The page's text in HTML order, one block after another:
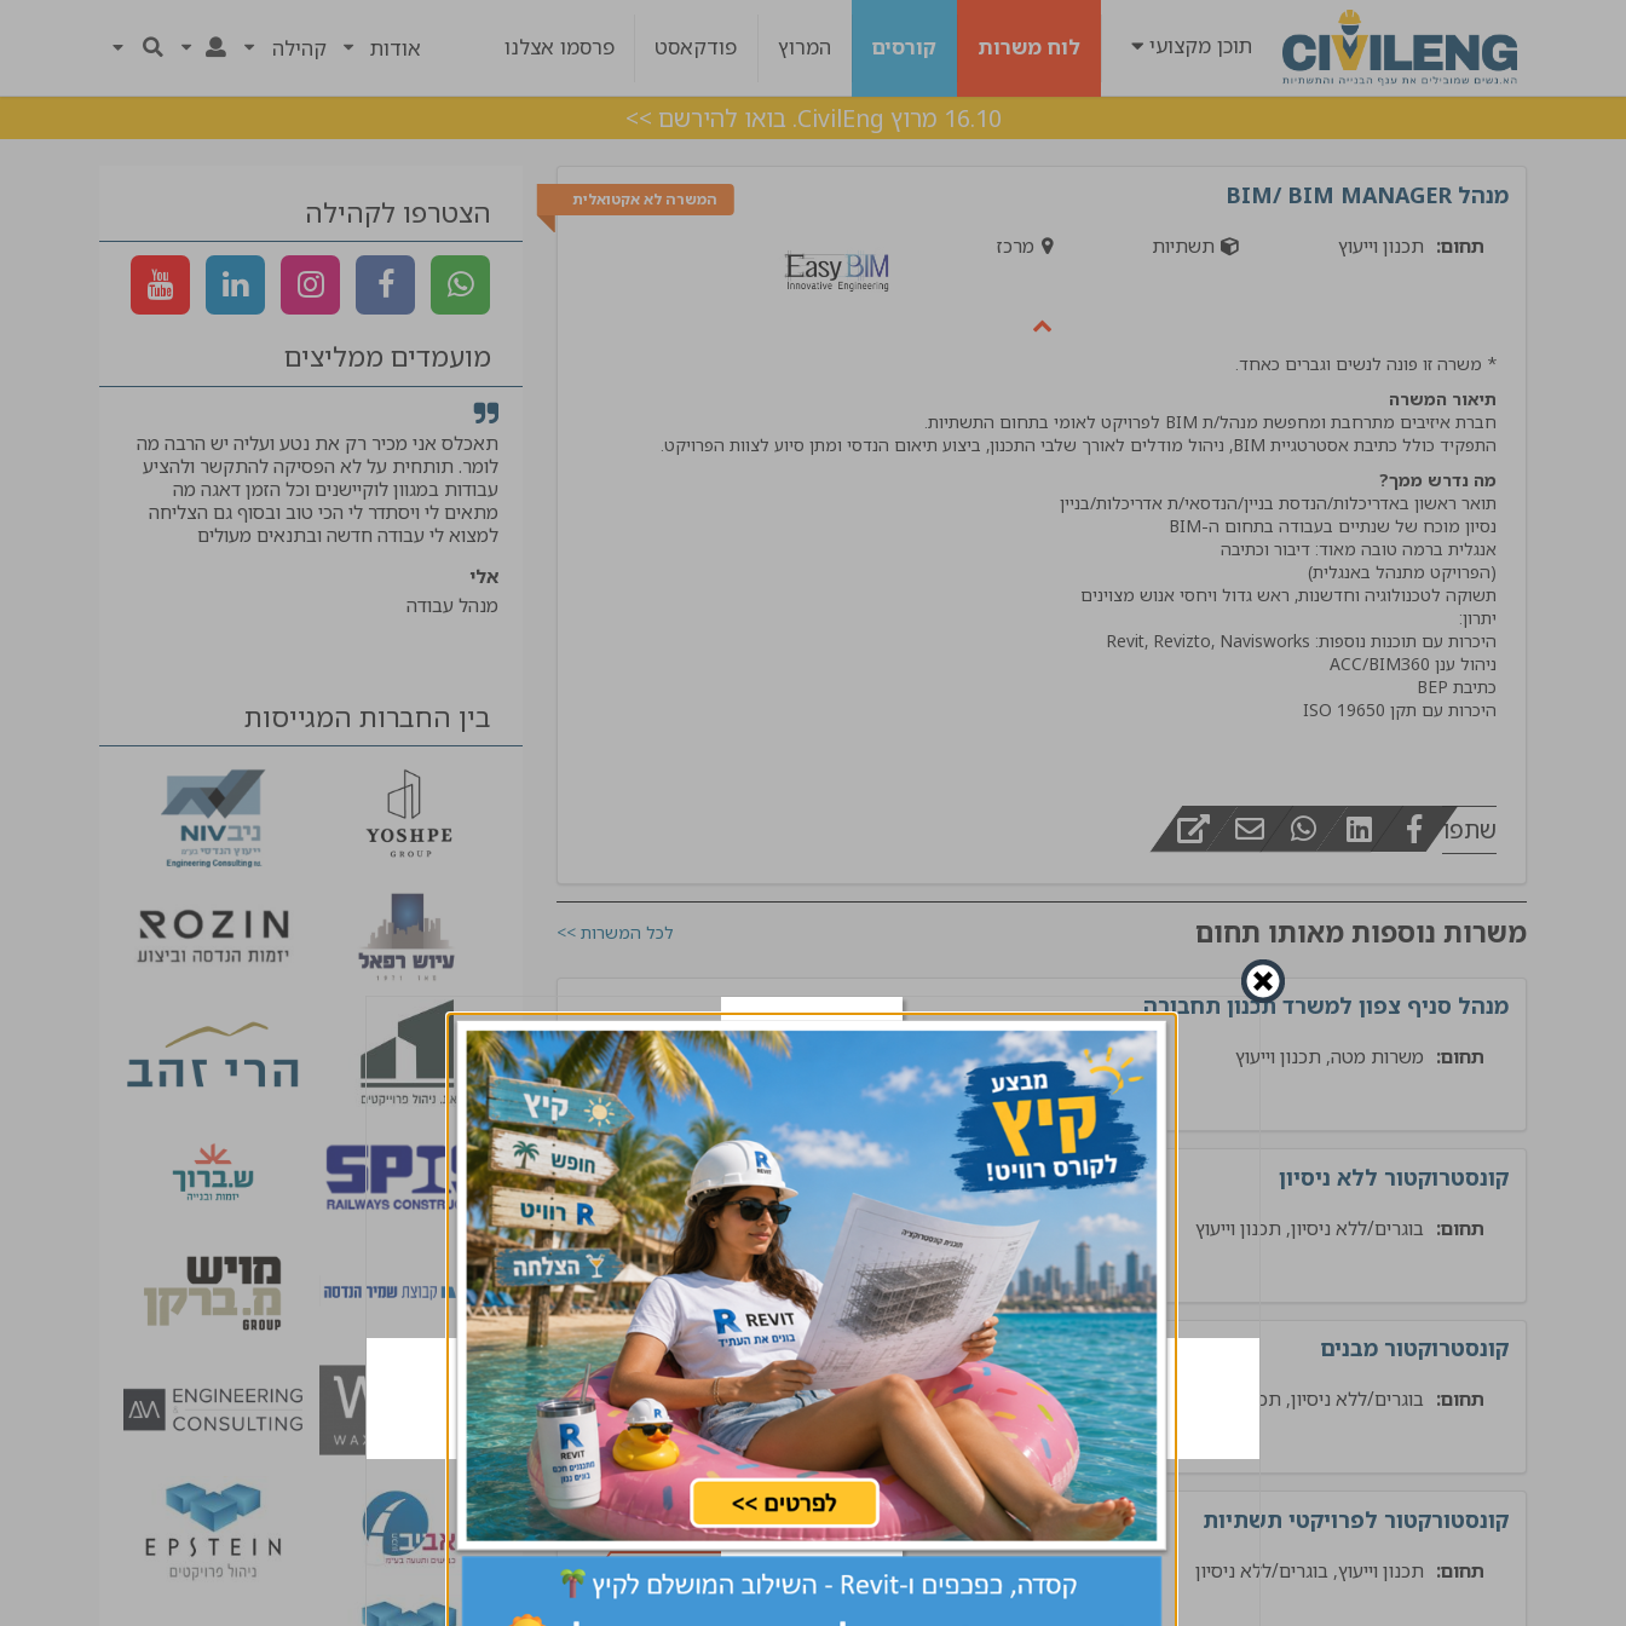
תוכן מקצועי לוח משרות קורסים המרוץ פודקאסט פרסמו אצלנו אודות קהילה
16.10 מרוץ CivilEng. בואו להירשם >>
המשרה לא אקטואלית מנהל BIM/ BIM MANAGER
תחום: תכנון וייעוץ תשתיות מרכז
* משרה זו פונה לנשים וגברים כאחד.
תיאור המשרה
התפקיד כולל כתיבת אסטרטגיית BIM, ניהול מודלים לאורך שלבי התכנון, ביצוע תיאום הנדסי ומתן סיוע לצוות הפרויקט.
מה נדרש ממך?
היכרות עם תקן ISO 19650
שתפו
משרות נוספות מאותו תחום לכל המשרות >>
מנהל סניף צפון למשרד תכנון תחבורה
תחום: משרות מטה, תכנון וייעוץ תשתיות שלח קורות חיים
קונסטרוקטור ללא ניסיון
תחום: בוגרים/ללא ניסיון, תכנון וייעוץ תשתיות מרכז, שרון שלח קורות חיים
קונסטרוקטור מבנים
תחום: בוגרים/ללא ניסיון, תכנון וייעוץ בינוי מרכז, שרון, שפלה שלח קורות חיים
קונסטורקטור לפרויקטי תשתיות
תחום: תכנון וייעוץ, בוגרים/ללא ניסיון מרכז, שרון שלח קורות חיים
הצטרפו לקהילה
מועמדים ממליצים
"קיבלתי שירות מנטע השירות היה מעולה עם
אביתר
מפקח בינוי
ליווי מצויין, בכל שלב היו מעורבים לאורך כל הדרך
תאכלס אני מכיר רק את נטע ועליה יש הרבה מה
לומר. תותחית על לא הפסיקה להתקשר ולהציע
עבודות במגוון לוקיישנים וכל הזמן דאגה מה
מתאים לי ויסתדר לי הכי טוב ובסוף גם הצליחה
למצוא לי עבודה חדשה ובתנאים מעולים
אלי
מנהל עבודה
בין החברות המגייסות